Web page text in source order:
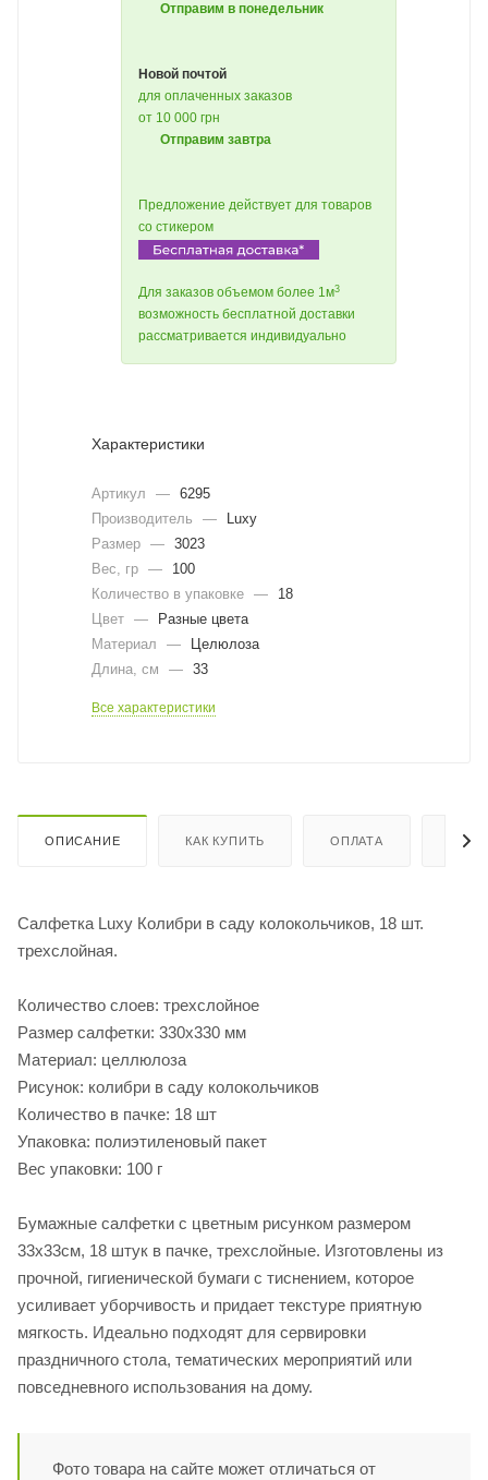
Отправим в понедельник
Новой почтой
для оплаченных заказов
от 10 000 грн
Отправим завтра
Предложение действует для товаров
со стикером
Для заказов объемом более 1м3
возможность бесплатной доставки
рассматривается индивидуально
Характеристики
Артикул — 6295
Производитель
—
Luxy
Размер — 3023
Вес, гр —
100
Количество в упаковке —
18
Цвет —
Разные цвета
Материал
—
Целюлоза
Длина, cм
— 33
Все характеристики
ОПИСАНИЕ КАК КУПИТЬ ОПЛАТА
Салфетка Luxy Колибри в саду колокольчиков, 18 шт.
трехслойная.
Количество слоев: трехслойное
Размер салфетки: 330х330 мм
Материал: целлюлоза
Рисунок: колибри в саду колокольчиков
Количество в пачке: 18 шт
Упаковка: полиэтиленовый пакет
Вес упаковки: 100 г
Бумажные салфетки с цветным рисунком размером
33х33см, 18 штук в пачке, трехслойные. Изготовлены из
прочной, гигиенической бумаги с тиснением, которое
усиливает уборчивость и придает текстуре приятную
мягкость. Идеально подходят для сервировки
праздничного стола, тематических мероприятий или
повседневного использования на дому.
Фото товара на сайте может отличаться от